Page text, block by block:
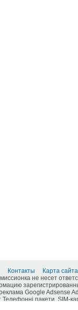
Контакты
Карта сайта
не несет
Google
пакети,